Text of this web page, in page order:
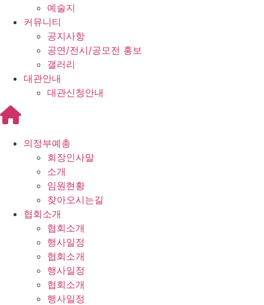
예술지
커뮤니티
공지사항
공연/전시/공모전 홍보
갤러리
대관안내
대관신청안내
의정부예총
회장인사말
소개
임원현황
찾아오시는길
협회소개
협회소개
행사일정
협회소개
행사일정
협회소개
행사일정